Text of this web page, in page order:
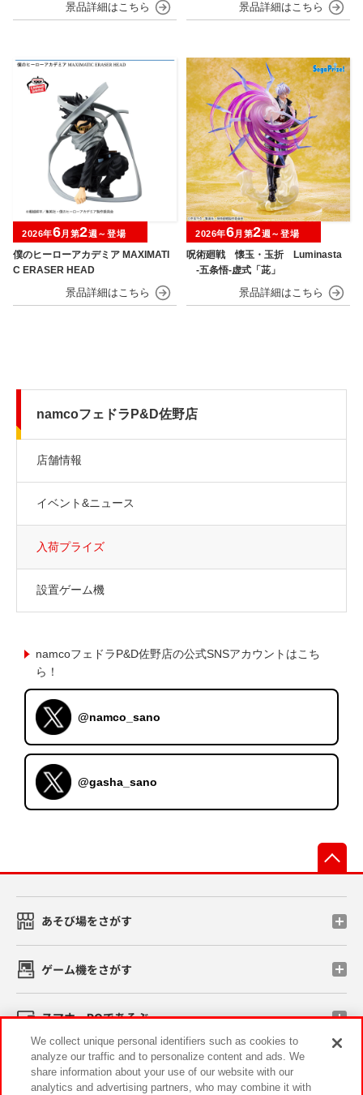
僕のヒーローアカデミア MAXIMATI
C ERASER HEAD
2026年6月第2週～登場
呪術廻戦 懐玉・玉折 Luminasta
‐五条悟‐虚式「茈」
2026年6月第2週～登場
namcoフェドラP&D佐野店
店舗情報
イベント&ニュース
入荷プライズ
設置ゲーム機
namcoフェドラP&D佐野店の公式SNSアカウントはこち
ら！
@namco_sano
@gasha_sano
あそび場をさがす
ゲーム機をさがす
スマホ・PCであそぶ
イベント・キャンペーン
We collect unique personal identifiers such as cookies to
analyze our traffic and to personalize content and ads. We
share information about your use of our website with our
analytics and advertising partners, who may combine it with